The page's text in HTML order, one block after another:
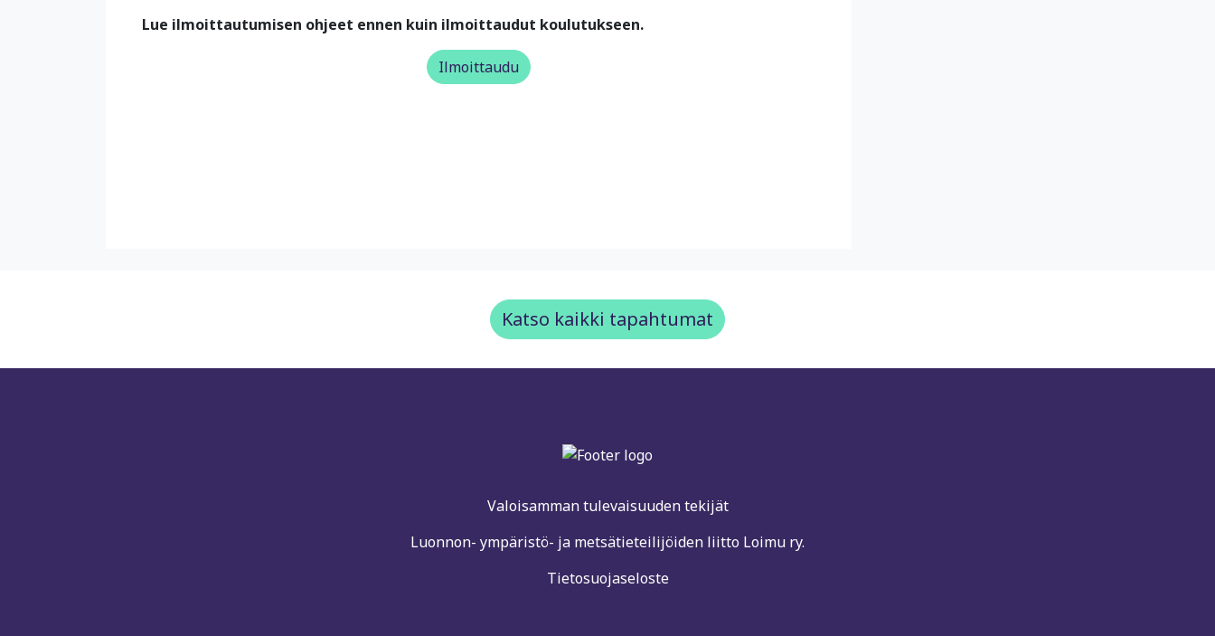
Lue ilmoittautumisen ohjeet ennen kuin ilmoittaudut koulutukseen.
Ilmoittaudu
Katso kaikki tapahtumat
Valoisamman tulevaisuuden tekijät
Luonnon- ympäristö- ja metsätieteilijöiden liitto Loimu ry.
Tietosuojaseloste